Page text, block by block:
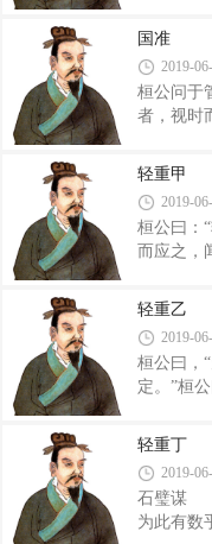
也。伊尹
之策，坐
隘制天下
烧山林，
天下可得
用禺氏之
随之。”
幨。’大
之人刺其
国准
2019-
桓公问于
者，视时
山。夏后
之王，诸
以备物。
五家之数
增薮，焚
者，辅己
器而壹民
轻重甲
2019-
桓公曰：
而应之，
财？”管
晨，乐闻
游女工文
者，天子
伊尹得其
里有积五
予之长度
轻重乙
2019-
桓公曰，
定。”桓
中而立，
有余里。
者，有倪
之怨民，
者去，天
轻重丁
2019-
石璧谋
为此有数